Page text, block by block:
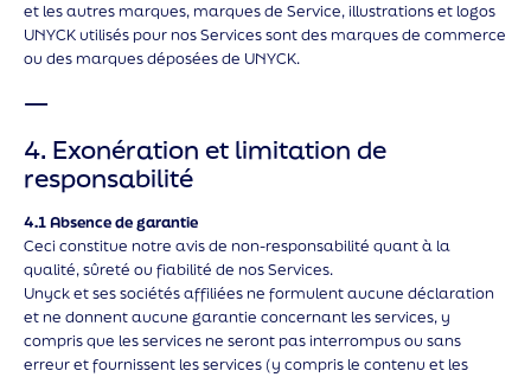
et les autres marques, marques de Service, illustrations et logos
UNYCK utilisés pour nos Services sont des marques de commerce
ou des marques déposées de UNYCK.
—
4. Exonération et limitation de
responsabilité
4.1 Absence de garantie
Ceci constitue notre avis de non-responsabilité quant à la
qualité, sûreté ou fiabilité de nos Services.
Unyck et ses sociétés affiliées ne formulent aucune déclaration
et ne donnent aucune garantie concernant les services, y
compris que les services ne seront pas interrompus ou sans
erreur et fournissent les services (y compris le contenu et les